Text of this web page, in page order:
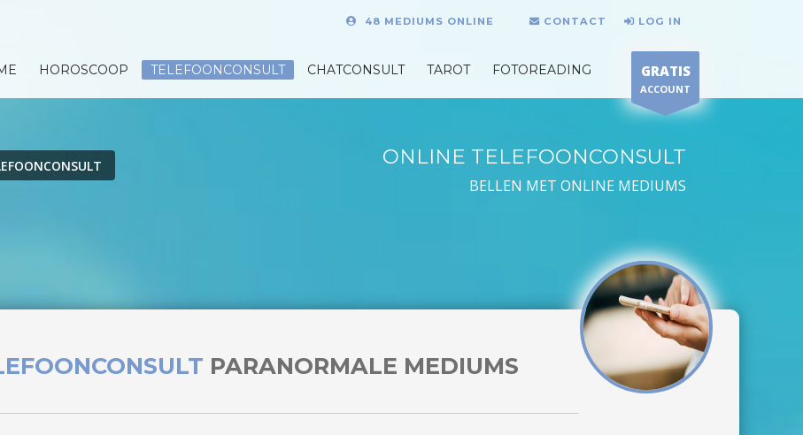
48 MEDIUMS ONLINE CONTACT LOG IN
HOROSCOOP TELEFOONCONSULT CHATCONSULT TAROT FOTOREADING GRATIS
ACCOUNT
ONLINE TELEFOONCONSULT
BELLEN MET ONLINE MEDIUMS
PARANORMALE MEDIUMS